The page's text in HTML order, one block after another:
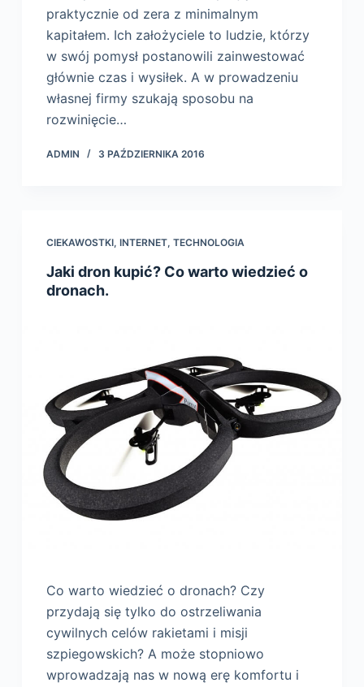
praktycznie od zera z minimalnym
kapitałem. Ich założyciele to ludzie, którzy
w swój pomysł postanowili zainwestować
głównie czas i wysiłek. A w prowadzeniu
własnej firmy szukają sposobu na
rozwinięcie…
ADMIN 3 PAŹDZIERNIKA 2016
CIEKAWOSTKI, INTERNET, TECHNOLOGIA
Jaki dron kupić? Co warto wiedzieć o
dronach.
Co warto wiedzieć o dronach? Czy
przydają się tylko do ostrzeliwania
cywilnych celów rakietami i misji
szpiegowskich? A może stopniowo
wprowadzają nas w nową erę komfortu i